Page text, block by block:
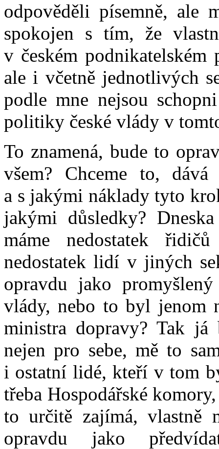
odpověděli písemně, ale
spokojen s tím, že
v českém podnikatelském
ale i včetně jednotlivých
podle mne nejsou
politiky české vlády v
To znamená, bude to
všem? Chceme to,
a s jakými náklady tyto
jakými důsledky?
máme nedostatek
nedostatek lidí v jiných
opravdu jako
vlády, nebo to byl jenom
ministra dopravy? Tak
nejen pro sebe, mě to
i ostatní lidé, kteří v tom
třeba Hospodářské
to určitě zajímá, vlastně
opravdu jako